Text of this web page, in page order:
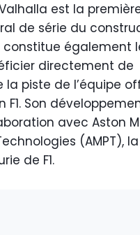
est la
de série du
constitue également
directement de
la piste de l’équipe
F1. Son
avec Aston
(AMPT),
de F1.